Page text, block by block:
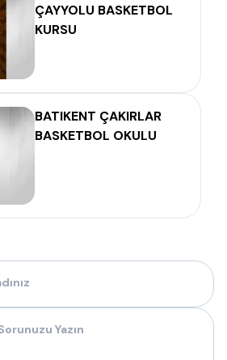
ÇAYYOLU BASKETBOL
KURSU
BATIKENT ÇAKIRLAR
BASKETBOL OKULU